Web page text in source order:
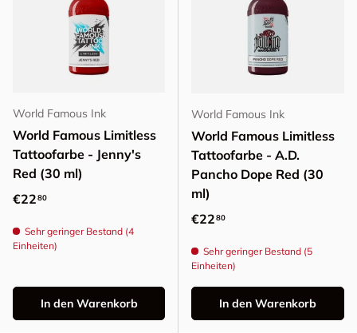
World Famous Ink
World Famous Limitless
Tattoofarbe - Jenny's
Red (30 ml)
Normaler Preis
€2280
Sehr geringer Bestand (4
Einheiten)
In den Warenkorb
World Famous Ink
World Famous Limitless
Tattoofarbe - A.D.
Pancho Dope Red (30
ml)
Normaler Preis
€2280
Sehr geringer Bestand (5
Einheiten)
In den Warenkorb